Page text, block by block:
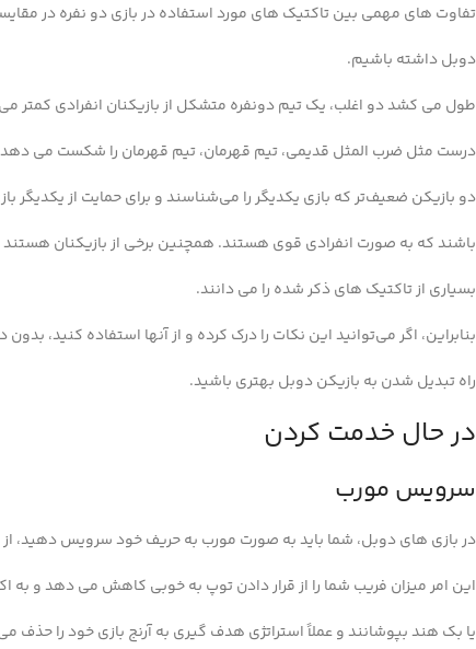
تفاوت های مهمی بین تاکتیک های مورد استفاده در بازی دو نفره در مقایسه
دوبل داشته باشیم.
طول می کشد دو اغلب، یک تیم دونفره متشکل از بازیکنان انفرادی کمتر
درست مثل ضرب المثل قدیمی، تیم قهرمان، تیم قهرمان را شکست می
دو بازیکن ضعیف‌تر که بازی یکدیگر را می‌شناسند و برای حمایت از
باشند که به صورت انفرادی قوی هستند. همچنین برخی از بازیکنان هستند
بسیاری از تاکتیک های ذکر شده را می دانند.
بنابراین، اگر می‌توانید این نکات را درک کرده و از آنها استفاده کنید،
راه تبدیل شدن به بازیکن دوبل بهتری باشید.
در حال خدمت کردن
سرویس مورب
در بازی های دوبل، شما باید به صورت مورب به حریف خود سرویس دهید،
این امر میزان فریب شما را از قرار دادن توپ به خوبی کاهش می دهد و به
یا بک هند بپوشانند و عملاً استراتژی هدف گیری به آرنج بازی خود را حذف